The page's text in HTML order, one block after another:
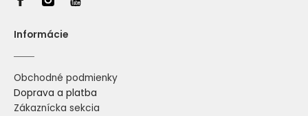
Informácie
Obchodné podmienky
Doprava a platba
Zákaznícka sekcia